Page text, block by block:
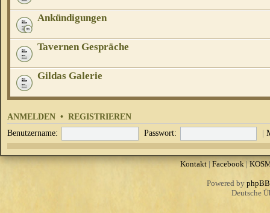
Ankündigungen
Tavernen Gespräche
Gildas Galerie
ANMELDEN • REGISTRIEREN
Benutzername: Passwort: |
Kontakt| Facebook|
Powered by phpBB
Deutsche